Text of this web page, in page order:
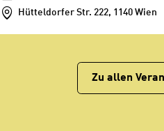
Hütteldorfer Str. 222, 1140 Wien
Zu allen